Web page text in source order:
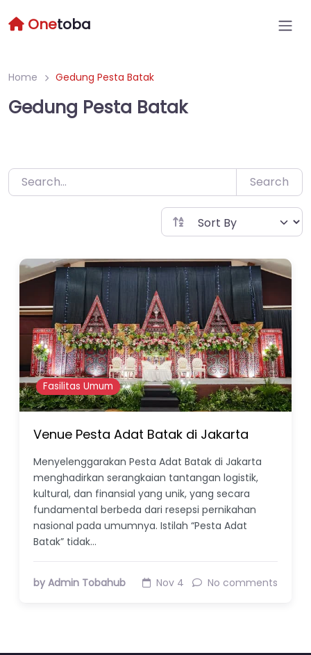
to
Onetoba
Home Gedung Pesta Batak
Gedung Pesta Batak
Search
Fasilitas Umum
Venue Pesta Adat Batak di Jakarta
Menyelenggarakan Pesta Adat Batak di Jakarta
menghadirkan serangkaian tantangan logistik,
kultural, dan finansial yang unik, yang secara
fundamental berbeda dari resepsi pernikahan
nasional pada umumnya. Istilah “Pesta Adat
Batak” tidak…
by Admin Tobahub Nov 4 No comments